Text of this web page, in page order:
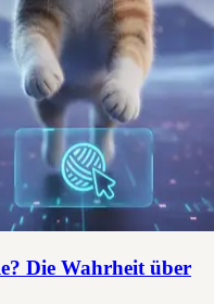
Die Wahrheit über